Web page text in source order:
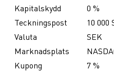
Kapitalskydd
0 %
Teckningspost
10 000
Valuta
SEK
Marknadsplats
Kupong
7 %